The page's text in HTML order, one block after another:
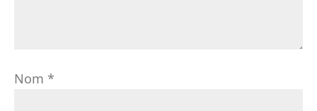
Nom *